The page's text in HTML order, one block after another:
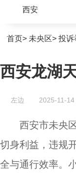
西安
首页> 未央区> 投诉
西安龙湖
左边 2025-11-
西安市未央
切身利益，违规
全与通行效率。